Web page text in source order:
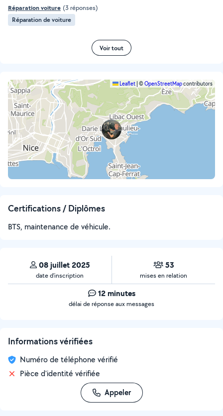
Réparation voiture (3 réponses)
Réparation de voiture
Voir tout
Leaflet ©OpenStreetMapcontributors
Certifications / Diplômes
BTS, maintenance de véhicule.
08 juillet 2025
date d’inscription
53
mises en relation
12 minutes
délai de réponse aux messages
Informations vérifiées
Numéro de téléphone vérifié
Pièce d'identité vérifiée
Appeler